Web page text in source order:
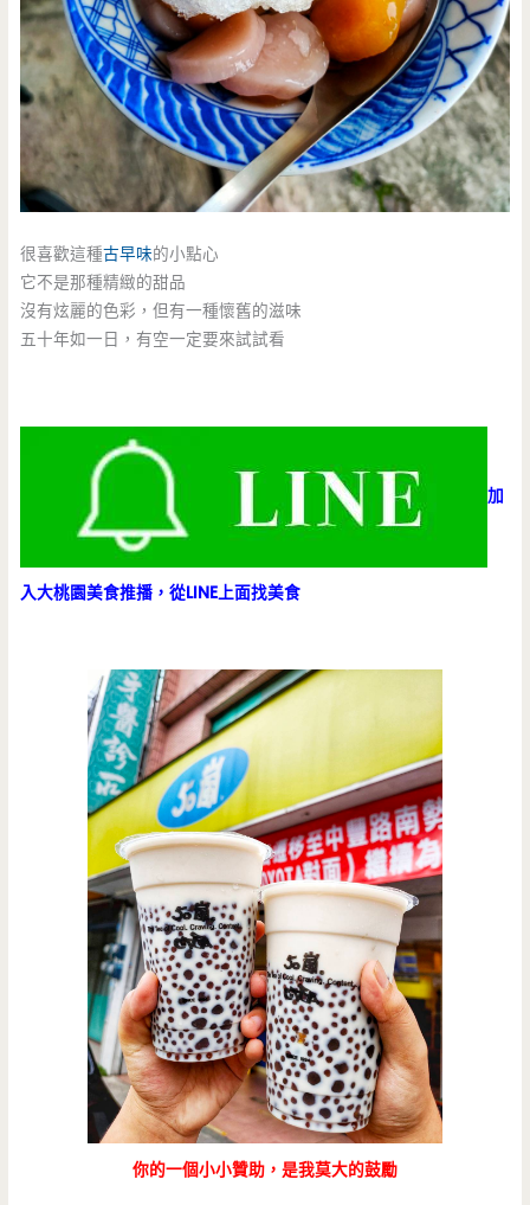
很喜歡這種古早味的小點心
它不是那種精緻的甜品
沒有炫麗的色彩，但有一種懷舊的滋味
五十年如一日，有空一定要來試試看
加
入大桃園美食推播，從LINE上面找美食
你的一個小小贊助，是我莫大的鼓勵